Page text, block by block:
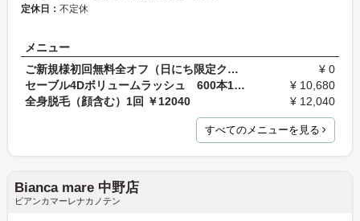
定休日： 不定休
メニュー
ご新規様初回無料全オフ（日にち限定クーポンには使…
¥ 0
セーブル4Dボリュームラッシュ 600本150束￥10680
¥ 10,680
全身脱毛（顔含む）1回 ￥12040
¥ 12,040
すべてのメニューを見る
Bianca mare 中野店
ビアンカマーレナカノテン